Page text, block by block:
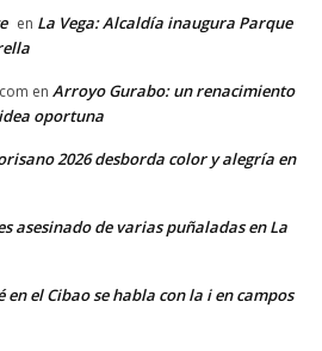
en La Vega: Alcaldía inaugura Parque
en Arroyo Gurabo: un renacimiento
oportuna
2026 desborda color y alegría en
asesinado de varias puñaladas en La
en el Cibao se habla con la i en campos